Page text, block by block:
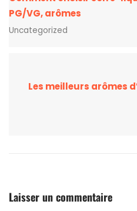
PG/VG, arômes
Uncategorized
Les meilleurs arômes
Laisser un commentaire